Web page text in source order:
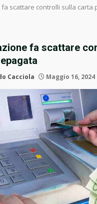
scattare controlli sulla carta
fa scattare
Cacciola Maggio 16, 2024